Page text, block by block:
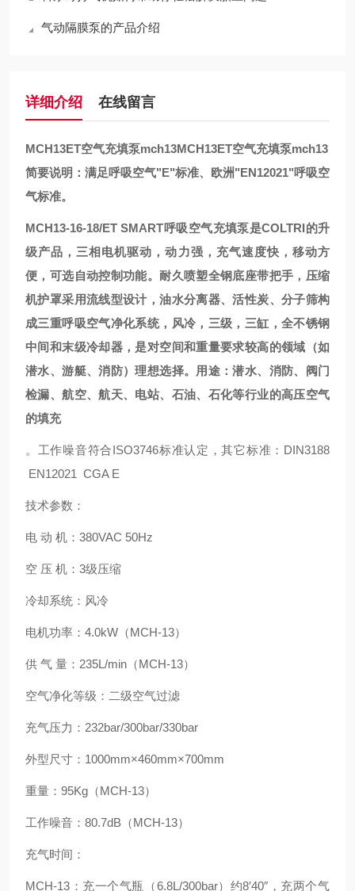
气动隔膜泵的产品介绍
详细介绍 在线留言
MCH13ET空气充填泵mch13MCH13ET空气充填泵mch13
简要说明：满足呼吸空气"E"标准、欧洲"EN12021"呼吸空
气标准。
MCH13-16-18/ET SMART呼吸空气充填泵是COLTRI的升
级产品，三相电机驱动，动力强，充气速度快，移动方
便，可选自动控制功能。耐久喷塑全钢底座带把手，压缩
机护罩采用流线型设计，油水分离器、活性炭、分子筛构
成三重呼吸空气净化系统，风冷，三级，三缸，全不锈钢
中间和末级冷却器，是对空间和重量要求较高的领域（如
潜水、游艇、消防）理想选择。用途：潜水、消防、阀门
检漏、航空、航天、电站、石油、石化等行业的高压空气
的填充
。工作噪音符合ISO3746标准认定，其它标准：DIN3188
EN12021 CGA E
技术参数：
电 动 机：380VAC 50Hz
空 压 机：3级压缩
冷却系统：风冷
电机功率：4.0kW（MCH-13）
供 气 量：235L/min（MCH-13）
空气净化等级：二级空气过滤
充气压力：232bar/300bar/330bar
外型尺寸：1000mm×460mm×700mm
重量：95Kg（MCH-13）
工作噪音：80.7dB（MCH-13）
充气时间：
MCH-13：充一个气瓶（6.8L/300bar）约8′40″，充两个气